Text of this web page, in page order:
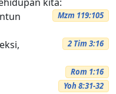
Mzm 119:105
2 Tim 3:16
Rom 1:16
Yoh 8:31-32